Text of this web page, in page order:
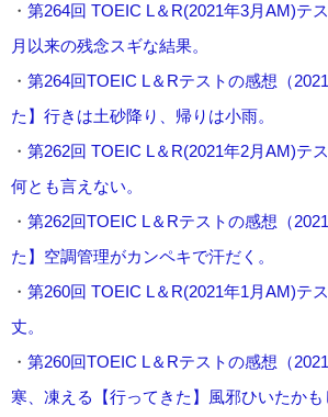
・ 第264回 TOEIC L＆R(2021年3月AM)テ
月以来の残念スギな結果。
・ 第264回TOEIC L＆Rテストの感想（
た】行きは土砂降り、帰りは小雨。
・ 第262回 TOEIC L＆R(2021年2月AM)テ
何とも言えない。
・ 第262回TOEIC L＆Rテストの感想（
た】空調管理がカンペキで汗だく。
・ 第260回 TOEIC L＆R(2021年1月AM)テ
丈。
・ 第260回TOEIC L＆Rテストの感想（
寒、凍える【行ってきた】風邪ひいたかも